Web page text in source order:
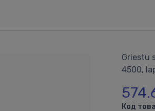
Griestu
4500,
Код